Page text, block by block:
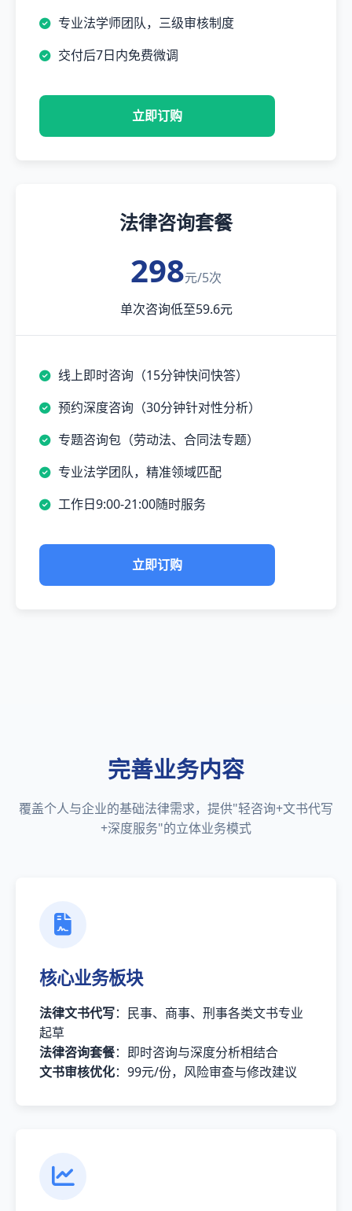
专业法学师团队，三级审核制度
交付后7日内免费微调
立即订购
法律咨询套餐
298元/5次
单次咨询低至59.6元
线上即时咨询（15分钟快问快答）
预约深度咨询（30分钟针对性分析）
专题咨询包（劳动法、合同法专题）
专业法学团队，精准领域匹配
工作日9:00-21:00随时服务
立即订购
完善业务内容
覆盖个人与企业的基础法律需求，提供"轻咨询+文书代写
+深度服务"的立体业务模式
核心业务板块
法律文书代写：民事、商事、刑事各类文书专业
起草
法律咨询套餐：即时咨询与深度分析相结合
文书审核优化：99元/份，风险审查与修改建议